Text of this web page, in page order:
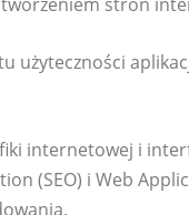
użyteczności
internetowej i
(SEO) i Web